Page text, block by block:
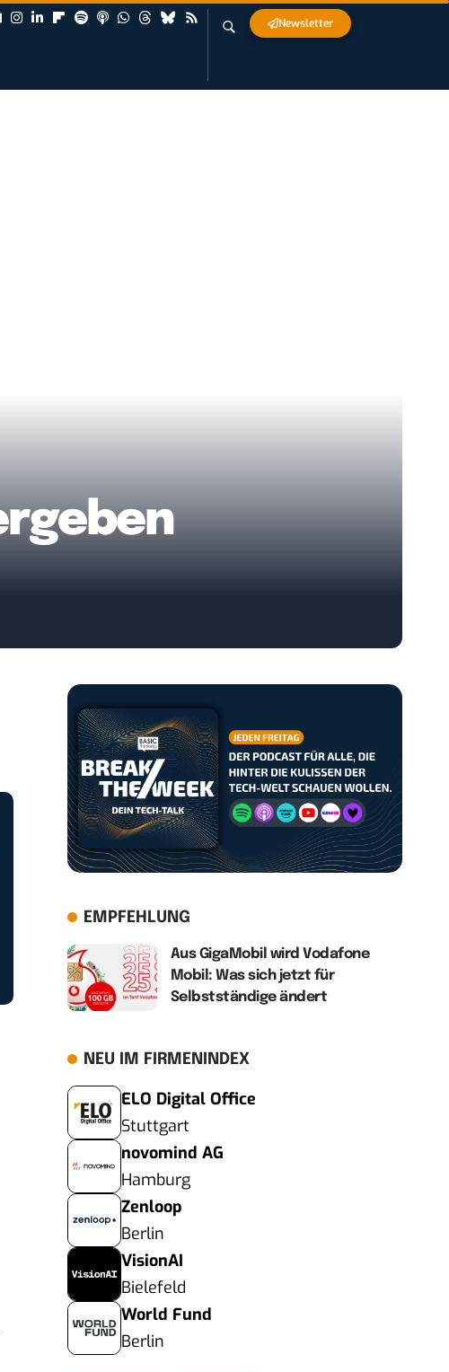
Newsletter
EMPFEHLUNG
Aus GigaMobil wird Vodafone
Mobil: Was sich jetzt für
Selbstständige ändert
NEU IM FIRMENINDEX
ELO Digital Office
Stuttgart
novomind AG
Hamburg
Zenloop
Berlin
VisionAI
Bielefeld
World Fund
Berlin